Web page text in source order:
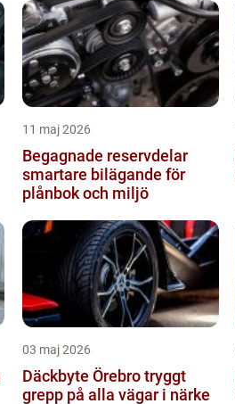
11 maj 2026
Begagnade reservdelar
smartare bilägande för
plånbok och miljö
03 maj 2026
Däckbyte Örebro tryggt
grepp på alla vägar i närke